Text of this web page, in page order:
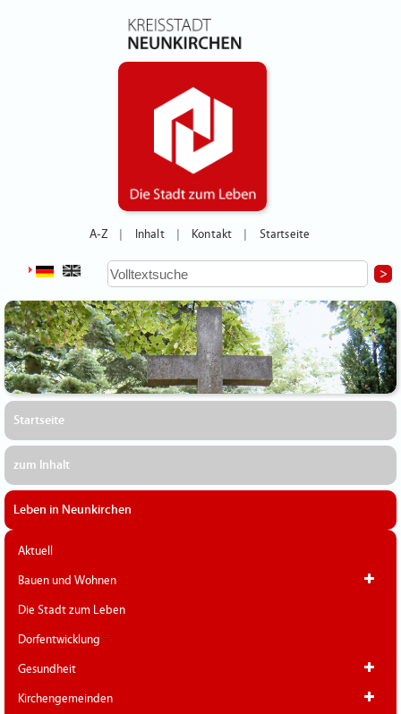
A-Z Inhalt Kontakt Startseite
Startseite
zum Inhalt
Leben in Neunkirchen
Aktuell
Bauen und Wohnen
Die Stadt zum Leben
Dorfentwicklung
Gesundheit
Kirchengemeinden